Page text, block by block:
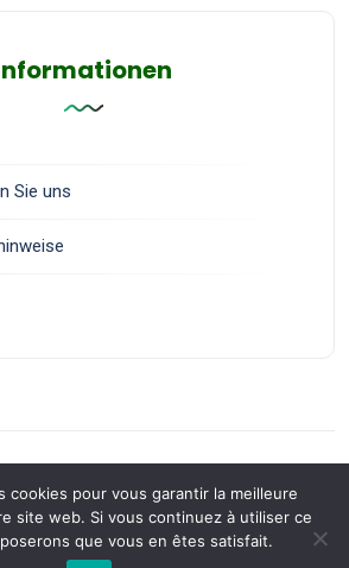
Sie uns
Back to Top
cookies pour vous garantir la meilleure
site web. Si vous continuez à utiliser ce
que vous en êtes satisfait.